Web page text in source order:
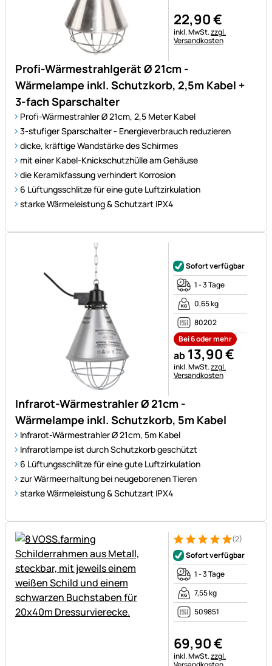
Profi-Wärmestrahlgerät Ø 21cm -
Wärmelampe inkl. Schutzkorb, 2,5m Kabel +
3-fach Sparschalter
Profi-Wärmestrahler Ø 21cm, 2,5 Meter Kabel
3-stufiger Sparschalter - Energieverbrauch reduzieren
dicke, kräftige Wandstärke des Schirmes
mit einer Kabel-Knickschutzhülle am Gehäuse
die Keramikfassung verhindert Korrosion
6 Lüftungsschlitze für eine gute Luftzirkulation
starke Wärmeleistung & Schutzart IPX4
22,90€
Steuerhinweis:
inkl. MwSt.zzgl.
Versandkosten
Infrarot-Wärmestrahler Ø 21cm -
Wärmelampe inkl. Schutzkorb, 5m Kabel
Infrarot-Wärmestrahler Ø 21cm, 5m Kabel
Infrarotlampe ist durch Schutzkorb geschützt
6 Lüftungsschlitze für eine gute Luftzirkulation
zur Wärmeerhaltung bei neugeborenen Tieren
starke Wärmeleistung & Schutzart IPX4
Sofort verfügbar
1 - 3 Tage
0,65 kg
80202
Bei 6 oder mehr
ab 13,90€
Steuerhinweis:
inkl. MwSt.zzgl.
Versandkosten
Bewertung: 5 von 5 (2
2 Bewertungen
(2)
Sofort verfügbar
1 - 3 Tage
7,55 kg
509851
69,90€
Steuerhinweis:
inkl. MwSt.zzgl.